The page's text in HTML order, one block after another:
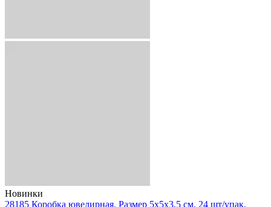
Новинки
28185 Коробка ювелирная. Размер 5x5x3,5 см. 24 шт/упак.